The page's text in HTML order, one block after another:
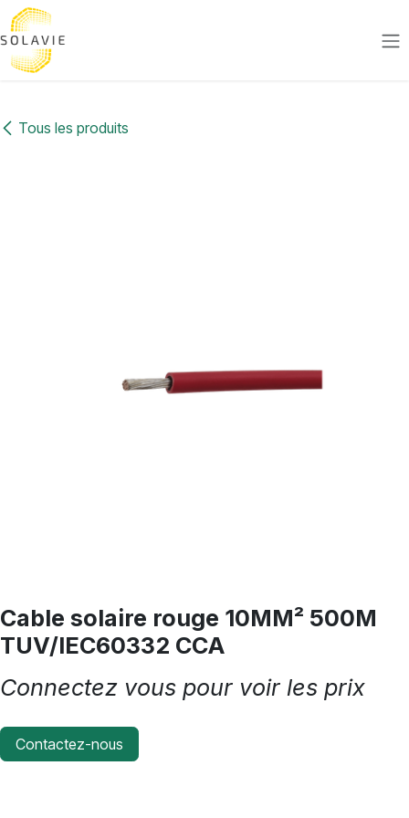
Se rendre au contenu
Tous les produits
Cable solaire rouge 10MM² 500M
TUV/IEC60332 CCA
Connectez vous pour voir les prix
Contactez-nous